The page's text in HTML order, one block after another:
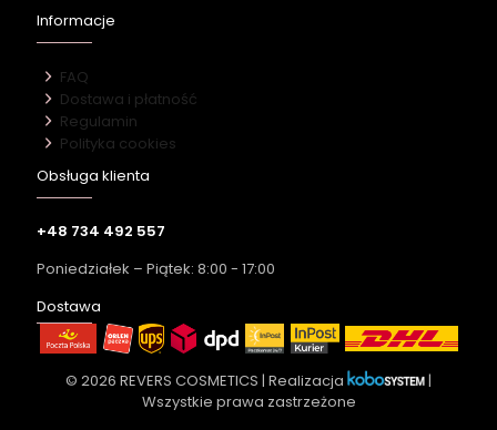
Informacje
FAQ
Dostawa i płatność
Regulamin
Polityka cookies
Obsługa klienta
+48 734 492 557
Poniedziałek – Piątek: 8:00 - 17:00
Dostawa
© 2026 REVERS COSMETICS | Realizacja
|
Wszystkie prawa zastrzeżone